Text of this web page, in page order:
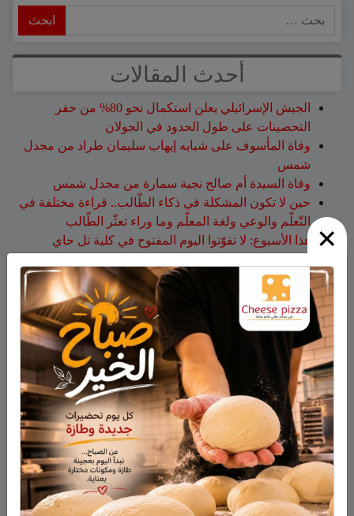
×
أحدث المقالات
الجيش الإسرائيلي يعلن استكمال نحو 80% من حفر
التحصينات على طول الحدود في الجولان
وفاة المأسوف على شبابه إيهاب سليمان طراد من مجدل
شمس
وفاة السيدة أم صالح نجية سمارة من مجدل شمس
حين لا تكون المشكلة في ذكاء الطّالب.. قراءة مختلفة في
التّعلّم والوعي ولغة المعلّم وما وراء تعثّر الطّالب
هذا الأسبوع: لا تفوّتوا اليوم المفتوح في كلية تل حاي
أحدث التعليقات
فارس حمدعلى
هل أصبح الزوج أو الزوجة مجرد سلعة
نتخلص منها بعد استعمالها؟
نبيه عويدات
على
تخريج 14 نحالاً جديداً في الجولان بإشراف
جمعية نحالي الحرمون
عزات
على
تخريج 14 نحالاً جديداً في الجولان بإشراف
جمعية نحالي الحرمون
عقاب ابو شاهينعلىالجولاني هادي أبو رافع ينجح في
تسلق قمة مون بلان ويقود فريقاً إلى أعلى نقطة في أوروبا
الغربية
سلمان أبو عوادعلىهل أصبح الزوج أو الزوجة مجرد سلعة